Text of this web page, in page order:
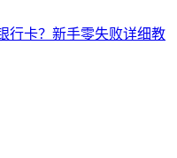
行卡？新手零失败详细教